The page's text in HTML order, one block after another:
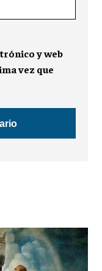
y web
vez que